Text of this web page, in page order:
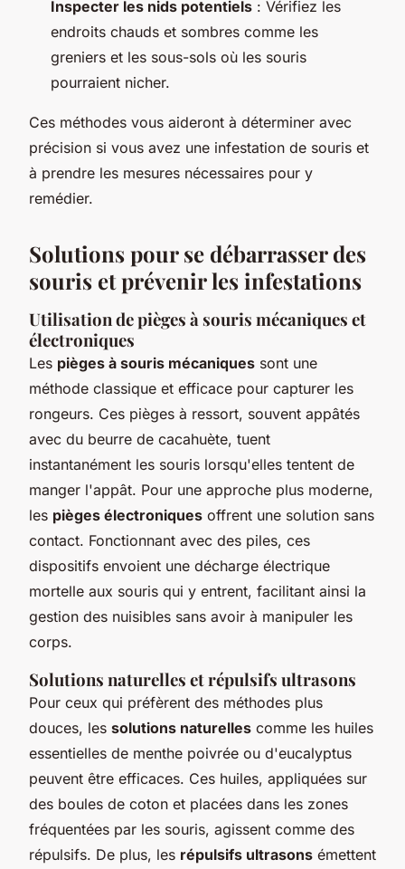
Inspecter les nids potentiels : Vérifiez les
endroits chauds et sombres comme les
greniers et les sous-sols où les souris
pourraient nicher.
Ces méthodes vous aideront à déterminer avec
précision si vous avez une infestation de souris et
à prendre les mesures nécessaires pour y
remédier.
Solutions pour se débarrasser des
souris et prévenir les infestations
Utilisation de pièges à souris mécaniques et
électroniques
Les pièges à souris mécaniques sont une
méthode classique et efficace pour capturer les
rongeurs. Ces pièges à ressort, souvent appâtés
avec du beurre de cacahuète, tuent
instantanément les souris lorsqu'elles tentent de
manger l'appât. Pour une approche plus moderne,
les pièges électroniques offrent une solution sans
contact. Fonctionnant avec des piles, ces
dispositifs envoient une décharge électrique
mortelle aux souris qui y entrent, facilitant ainsi la
gestion des nuisibles sans avoir à manipuler les
corps.
Solutions naturelles et répulsifs ultrasons
Pour ceux qui préfèrent des méthodes plus
douces, les solutions naturelles comme les huiles
essentielles de menthe poivrée ou d'eucalyptus
peuvent être efficaces. Ces huiles, appliquées sur
des boules de coton et placées dans les zones
fréquentées par les souris, agissent comme des
répulsifs. De plus, les répulsifs ultrasons émettent